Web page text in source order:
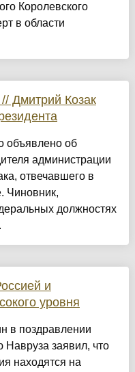
Королевского
в области
Дмитрий Козак
объявлено об
администрации
отвечавшего в
Чиновник,
должностях
и
уровня
в поздравлении
Навруза заявил, что
находятся на